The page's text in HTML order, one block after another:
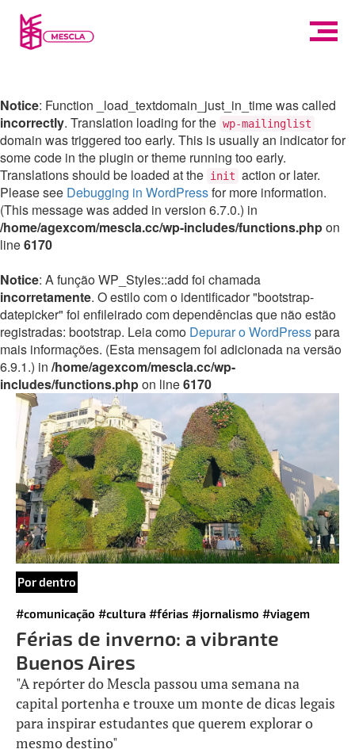
Notice: Function _load_textdomain_just_in_time was called
incorrectly. Translation loading for the wp-mailinglist
domain was triggered too early. This is usually an indicator for
some code in the plugin or theme running too early.
Translations should be loaded at the init action or later.
Please see Debugging in WordPressfor more information.
(This message was added in version 6.7.0.) in
/home/agexcom/mescla.cc/wp-includes/functions.phpon
line6170
Notice: A função WP_Styles::add foi chamada
incorretamente. O estilo com o identificador "bootstrap-
datepicker" foi enfileirado com dependências que não estão
registradas: bootstrap. Leia como Depurar o WordPresspara
mais informações. (Esta mensagem foi adicionada na versão
6.9.1.) in /home/agexcom/mescla.cc/wp-
includes/functions.phpon line6170
Por dentro
#comunicação #cultura #férias #jornalismo #viagem
Férias de inverno: a vibrante
Buenos Aires
"A repórter do Mescla passou uma semana na
capital portenha e trouxe um monte de dicas legais
para inspirar estudantes que querem explorar o
mesmo destino"